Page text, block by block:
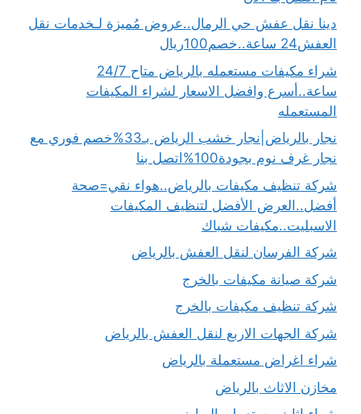
دينا نقل عفش حي الرمال..عروض مُميزة لـخدمات نقل
العفش24 ساعة..خصم100ريال
شراء مكيفات مستعمله بالرياض متاح 24/7
ساعة..أسرع وافضل الاسعار لشراء المكيفات
المستعمله
نجار بالرياض|نجار خشب الرياض بـ33%خصم فوري مع
نجار غرف نوم بجودة100%اتصل بنا
شركة تنظيف مكيفات بالرياض..هواء نقي=صحة
أفضل..العرض الأفضل لتنظيف المكيفات
الاسبليت..مكيفات شباك
شركة الفرسان لنقل العفش بالرياض
شركة صيانة مكيفات بالخرج
شركة تنظيف مكيفات بالخرج
شركة الجهات الاربع لنقل العفش بالرياض
شراء اغراض مستعملة بالرياض
مخازن الاثاث بالرياض